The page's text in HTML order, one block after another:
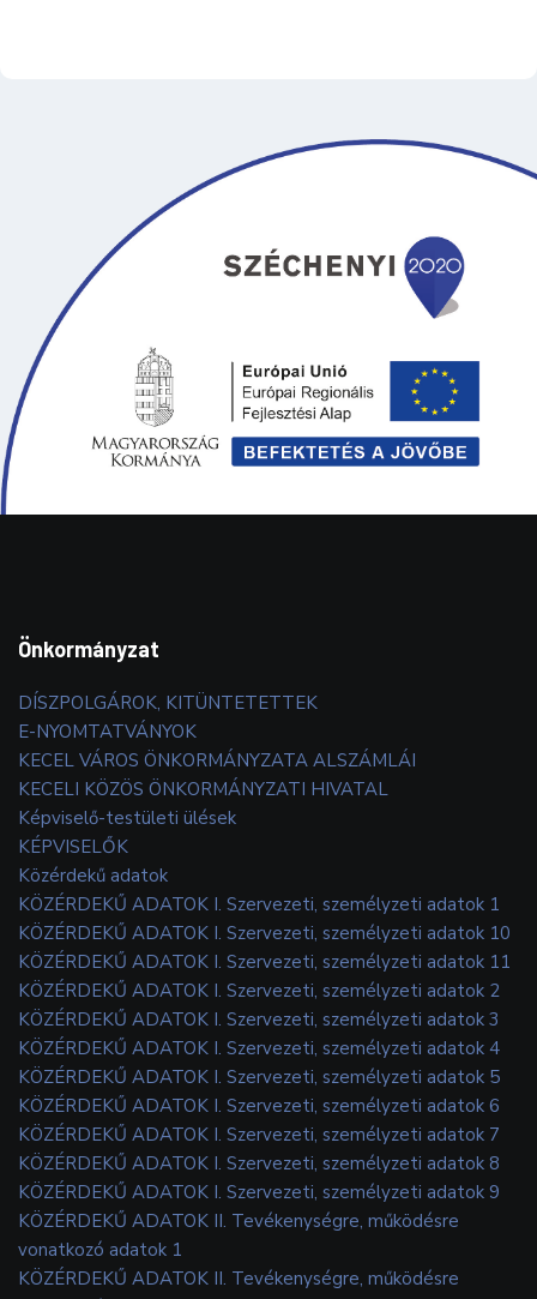
Önkormányzat
DÍSZPOLGÁROK, KITÜNTETETTEK
E-NYOMTATVÁNYOK
KECEL VÁROS ÖNKORMÁNYZATA ALSZÁMLÁI
KECELI KÖZÖS ÖNKORMÁNYZATI HIVATAL
Képviselő-testületi ülések
KÉPVISELŐK
Közérdekű adatok
KÖZÉRDEKŰ ADATOK I. Szervezeti, személyzeti adatok 1
KÖZÉRDEKŰ ADATOK I. Szervezeti, személyzeti adatok 10
KÖZÉRDEKŰ ADATOK I. Szervezeti, személyzeti adatok 11
KÖZÉRDEKŰ ADATOK I. Szervezeti, személyzeti adatok 2
KÖZÉRDEKŰ ADATOK I. Szervezeti, személyzeti adatok 3
KÖZÉRDEKŰ ADATOK I. Szervezeti, személyzeti adatok 4
KÖZÉRDEKŰ ADATOK I. Szervezeti, személyzeti adatok 5
KÖZÉRDEKŰ ADATOK I. Szervezeti, személyzeti adatok 6
KÖZÉRDEKŰ ADATOK I. Szervezeti, személyzeti adatok 7
KÖZÉRDEKŰ ADATOK I. Szervezeti, személyzeti adatok 8
KÖZÉRDEKŰ ADATOK I. Szervezeti, személyzeti adatok 9
KÖZÉRDEKŰ ADATOK II. Tevékenységre, működésre
vonatkozó adatok 1
KÖZÉRDEKŰ ADATOK II. Tevékenységre, működésre